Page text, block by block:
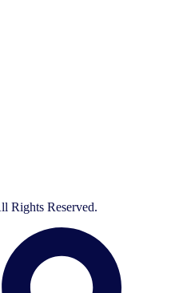
Rights Reserved.